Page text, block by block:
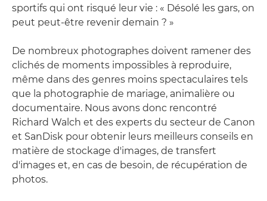
sportifs qui ont risqué leur vie : « Désolé les gars, on
peut peut-être revenir demain ? »
De nombreux photographes doivent ramener des
clichés de moments impossibles à reproduire,
même dans des genres moins spectaculaires tels
que la photographie de mariage, animalière ou
documentaire. Nous avons donc rencontré
Richard Walch et des experts du secteur de Canon
et SanDisk pour obtenir leurs meilleurs conseils en
matière de stockage d'images, de transfert
d'images et, en cas de besoin, de récupération de
photos.